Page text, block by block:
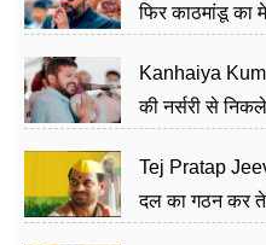
फिर काठमांडू का
Kanhaiya
की नर्सरी से
Tej Pratap
दल का गठन कर